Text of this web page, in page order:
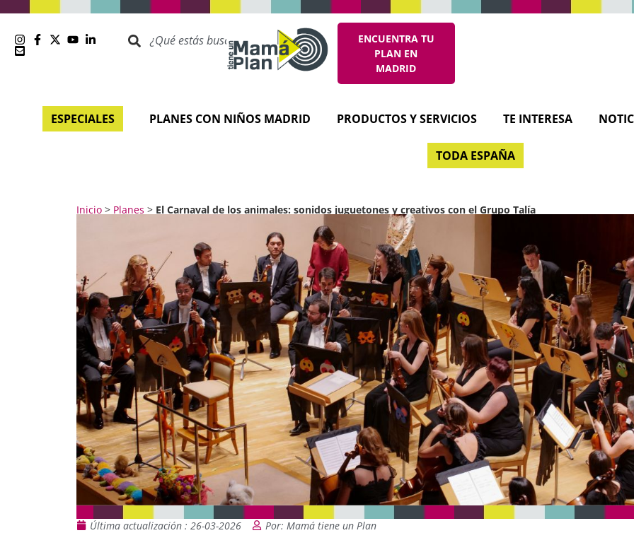
ENCUENTRA TU
PLAN EN
MADRID
ESPECIALES PLANES CON NIÑOS MADRID PRODUCTOS Y SERVICIOS TE INTERESA
TODA ESPAÑA
Inicio> Planes > El Carnaval de los animales: sonidos juguetones y creativos con el Grupo Talía
Última actualización : 26-03-2026 Por: Mamá tiene un Plan